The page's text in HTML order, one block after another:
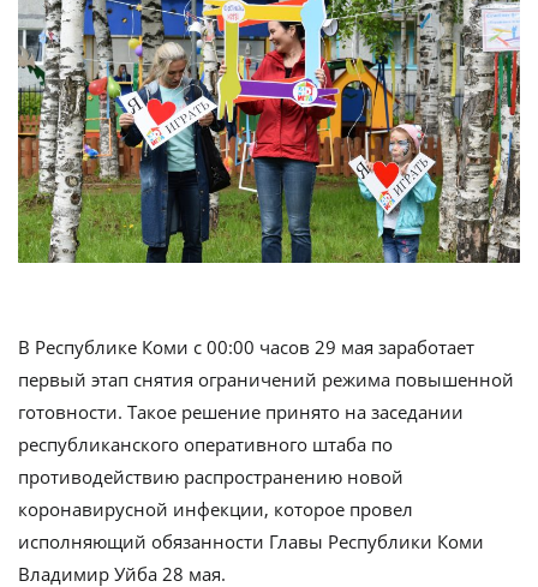
В Республике Коми с 00:00 часов 29 мая заработает
первый этап снятия ограничений режима повышенной
готовности. Такое решение принято на заседании
республиканского оперативного штаба по
противодействию распространению новой
коронавирусной инфекции, которое провел
исполняющий обязанности Главы Республики Коми
Владимир Уйба 28 мая.